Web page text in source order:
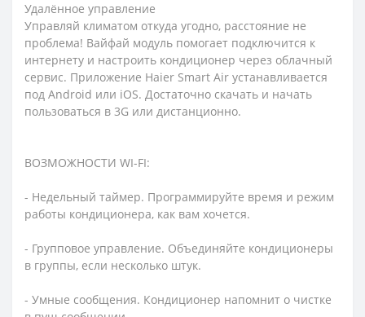
Удалённое управление
Управляй климатом откуда угодно, расстояние не
проблема! Вайфай модуль помогает подключится к
интернету и настроить кондиционер через облачный
сервис. Приложение Haier Smart Air устанавливается
под Android или iOS. Достаточно скачать и начать
пользоваться в 3G или дистанционно.
ВОЗМОЖНОСТИ WI-FI:
- Недельный таймер. Программируйте время и режим
работы кондиционера, как вам хочется.
- Групповое управление. Объединяйте кондиционеры
в группы, если несколько штук.
- Умные сообщения. Кондиционер напомнит о чистке